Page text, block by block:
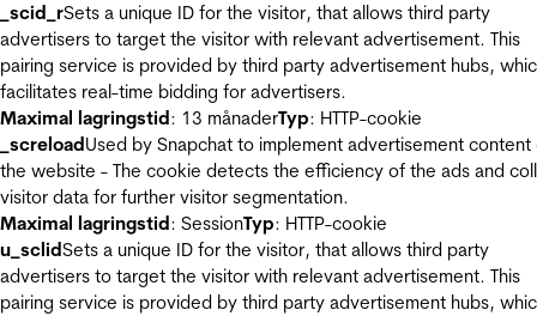
_scid_rSets a unique ID for the visitor, that allows third party
advertisers to target the visitor with relevant advertisement. This
pairing service is provided by third party advertisement hubs,
facilitates real-time bidding for advertisers.
Maximal lagringstid: 13 månaderTyp: HTTP-cookie
_screloadUsed by Snapchat to implement advertisement content
the website - The cookie detects the efficiency of the ads and
visitor data for further visitor segmentation.
Maximal lagringstid: SessionTyp: HTTP-cookie
u_sclidSets a unique ID for the visitor, that allows third party
advertisers to target the visitor with relevant advertisement. This
pairing service is provided by third party advertisement hubs,